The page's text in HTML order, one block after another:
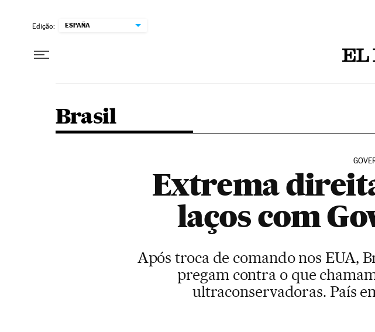
Edição: ESPAÑA
Brasil
Extrema
laços com
Após troca de comando nos EUA,
pregam contra o que
ultraconservadoras. País